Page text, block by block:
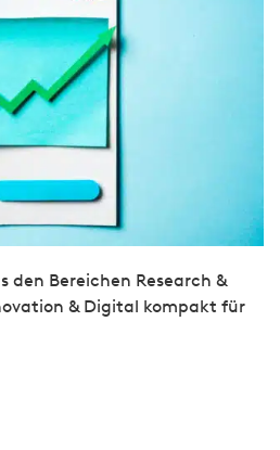
den Bereichen Research &
& Digital kompakt für